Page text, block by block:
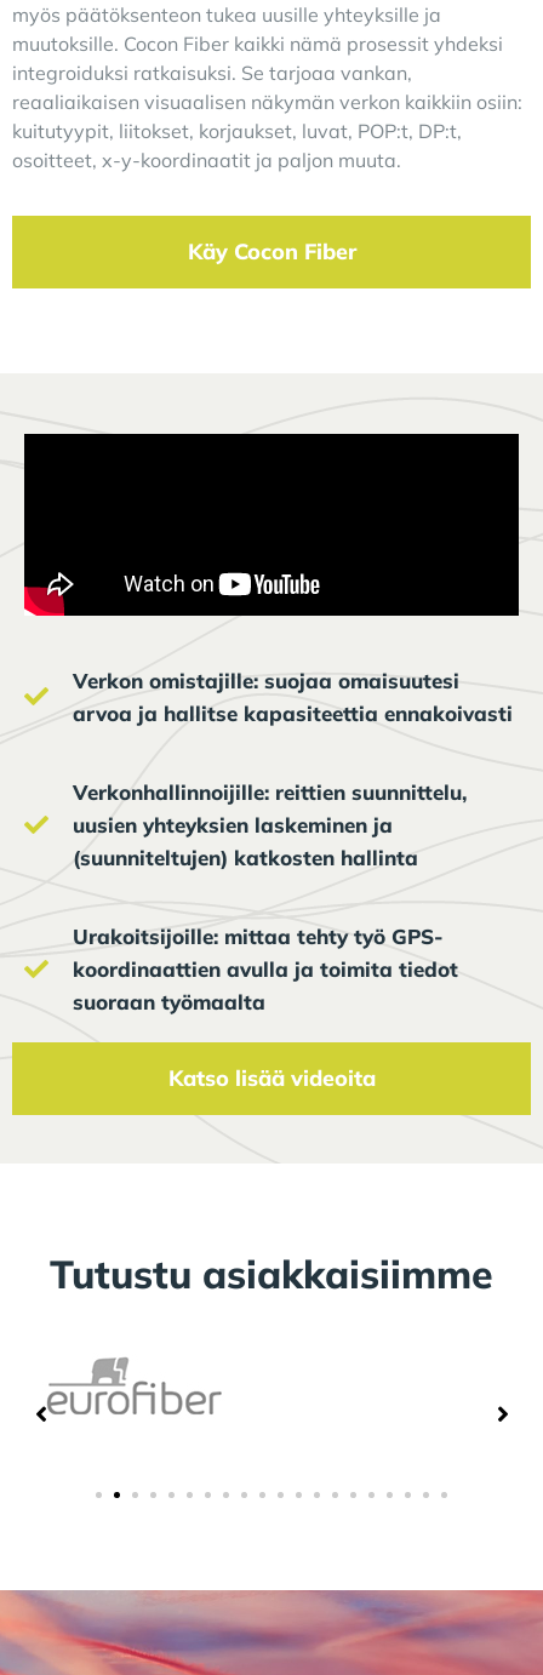
myös päätöksenteon tukea uusille yhteyksille ja
muutoksille. Cocon Fiber kaikki nämä prosessit yhdeksi
integroiduksi ratkaisuksi. Se tarjoaa vankan,
reaaliaikaisen visuaalisen näkymän verkon kaikkiin osiin:
kuitutyypit, liitokset, korjaukset, luvat, POP:t, DP:t,
osoitteet, x-y-koordinaatit ja paljon muuta.
Käy Cocon Fiber
Verkon omistajille: suojaa omaisuutesi
arvoa ja hallitse kapasiteettia ennakoivasti
Verkonhallinnoijille: reittien suunnittelu,
uusien yhteyksien laskeminen ja
(suunniteltujen) katkosten hallinta
Urakoitsijoille: mittaa tehty työ GPS-
koordinaattien avulla ja toimita tiedot
suoraan työmaalta
Katso lisää videoita
Tutustu asiakkaisiimme